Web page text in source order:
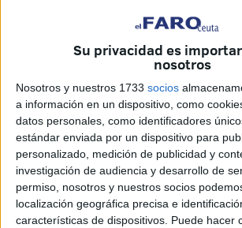
Su privacidad es
nosotros
Nosotros y nuestros 1733 socios
a información en un dispositivo, como
datos personales, como identificadores
estándar enviada por un dispositivo para
personalizado, medición de publicidad y
investigación de audiencia y desarrollo de
permiso, nosotros y nuestros socios
localización geográfica precisa e
características de dispositivos. Puede hacer
El comentario inocente
Una situación límite con
POR JOSÉ MARÍA CAMPOS 02/
El comentario inocente
POR JOSÉ MARÍA CAMPOS
27/07/2026
1
El comentario inocente
POR JOSÉ MARÍA CAMPOS